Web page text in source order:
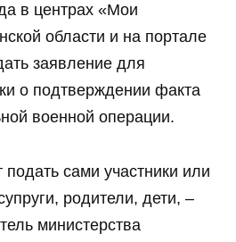
в центрах «Мои
области и на портале
заявление для
о подтверждении факта
военной операции.
сами участники или
родители, дети, –
министерства